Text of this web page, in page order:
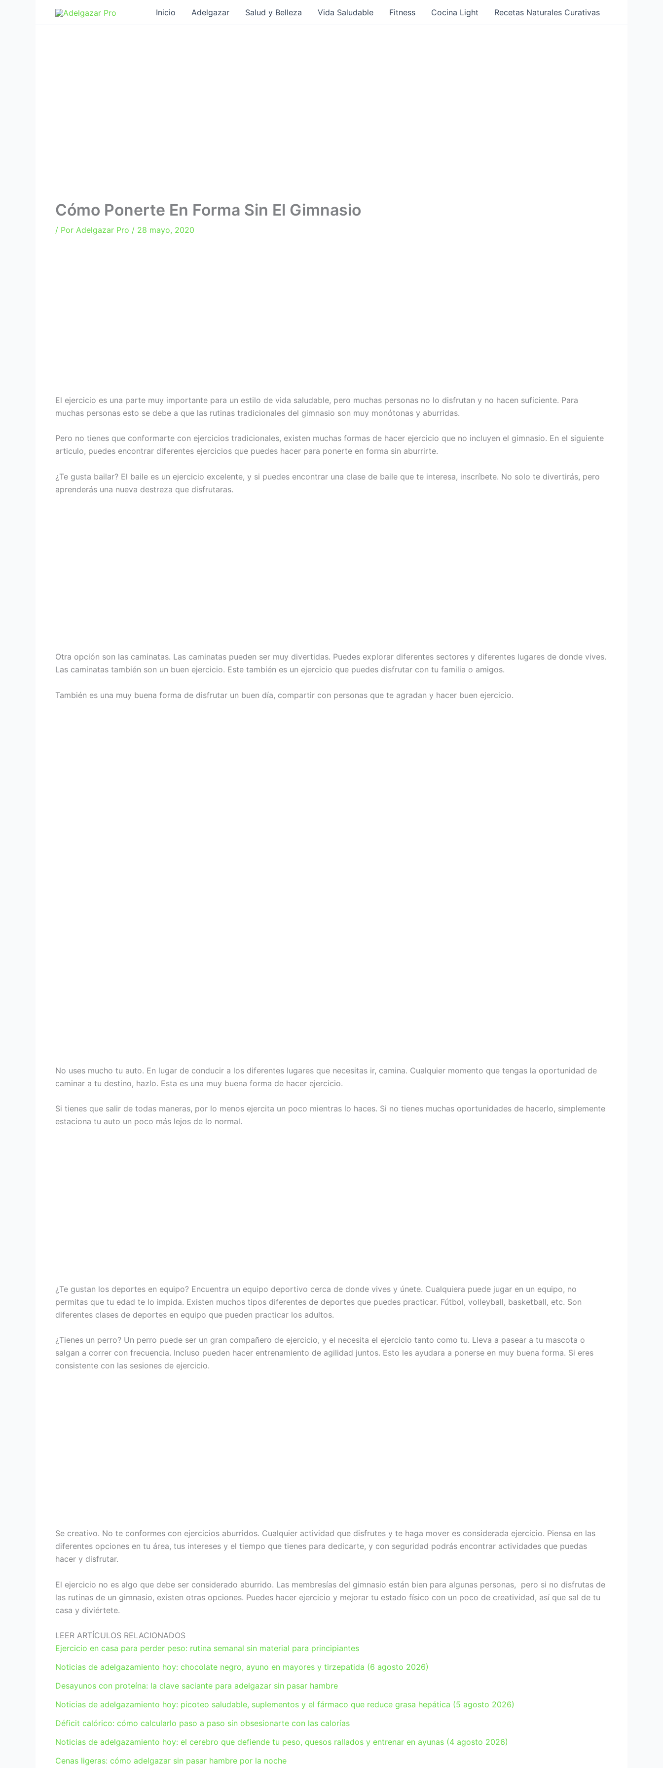
Inicio Adelgazar Salud y Belleza Vida Saludable Fitness Cocina Light Recetas Naturales Curativas
Cómo Ponerte En Forma Sin El Gimnasio
/ Por Adelgazar Pro / 28 mayo, 2020
El ejercicio es una parte muy importante para un estilo de vida saludable, pero muchas personas no lo disfrutan y no hacen suficiente. Para
muchas personas esto se debe a que las rutinas tradicionales del gimnasio son muy monótonas y aburridas.
Pero no tienes que conformarte con ejercicios tradicionales, existen muchas formas de hacer ejercicio que no incluyen el gimnasio. En el siguiente
articulo, puedes encontrar diferentes ejercicios que puedes hacer para ponerte en forma sin aburrirte.
¿Te gusta bailar? El baile es un ejercicio excelente, y si puedes encontrar una clase de baile que te interesa, inscríbete. No solo te divertirás, pero
aprenderás una nueva destreza que disfrutaras.
Otra opción son las caminatas. Las caminatas pueden ser muy divertidas. Puedes explorar diferentes sectores y diferentes lugares de donde vives.
Las caminatas también son un buen ejercicio. Este también es un ejercicio que puedes disfrutar con tu familia o amigos.
También es una muy buena forma de disfrutar un buen día, compartir con personas que te agradan y hacer buen ejercicio.
No uses mucho tu auto. En lugar de conducir a los diferentes lugares que necesitas ir, camina. Cualquier momento que tengas la oportunidad de
caminar a tu destino, hazlo. Esta es una muy buena forma de hacer ejercicio.
Si tienes que salir de todas maneras, por lo menos ejercita un poco mientras lo haces. Si no tienes muchas oportunidades de hacerlo, simplemente
estaciona tu auto un poco más lejos de lo normal.
¿Te gustan los deportes en equipo? Encuentra un equipo deportivo cerca de donde vives y únete. Cualquiera puede jugar en un equipo, no
permitas que tu edad te lo impida. Existen muchos tipos diferentes de deportes que puedes practicar. Fútbol, volleyball, basketball, etc. Son
diferentes clases de deportes en equipo que pueden practicar los adultos.
¿Tienes un perro? Un perro puede ser un gran compañero de ejercicio, y el necesita el ejercicio tanto como tu. Lleva a pasear a tu mascota o
salgan a correr con frecuencia. Incluso pueden hacer entrenamiento de agilidad juntos. Esto les ayudara a ponerse en muy buena forma. Si eres
consistente con las sesiones de ejercicio.
Se creativo. No te conformes con ejercicios aburridos. Cualquier actividad que disfrutes y te haga mover es considerada ejercicio. Piensa en las
diferentes opciones en tu área, tus intereses y el tiempo que tienes para dedicarte, y con seguridad podrás encontrar actividades que puedas
hacer y disfrutar.
El ejercicio no es algo que debe ser considerado aburrido. Las membresías del gimnasio están bien para algunas personas, pero si no disfrutas de
las rutinas de un gimnasio, existen otras opciones. Puedes hacer ejercicio y mejorar tu estado físico con un poco de creatividad, así que sal de tu
casa y diviértete.
LEER ARTÍCULOS RELACIONADOS
Ejercicio en casa para perder peso: rutina semanal sin material para principiantes
Noticias de adelgazamiento hoy: chocolate negro, ayuno en mayores y tirzepatida (6 agosto 2026)
Desayunos con proteína: la clave saciante para adelgazar sin pasar hambre
Noticias de adelgazamiento hoy: picoteo saludable, suplementos y el fármaco que reduce grasa hepática (5 agosto 2026)
Déficit calórico: cómo calcularlo paso a paso sin obsesionarte con las calorías
Noticias de adelgazamiento hoy: el cerebro que defiende tu peso, quesos rallados y entrenar en ayunas (4 agosto 2026)
Cenas ligeras: cómo adelgazar sin pasar hambre por la noche